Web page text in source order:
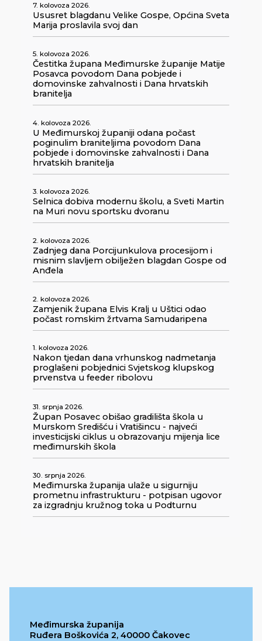
7. kolovoza 2026.
Ususret blagdanu Velike Gospe, Općina Sveta
Marija proslavila svoj dan
5. kolovoza 2026.
Čestitka župana Međimurske županije Matije
Posavca povodom Dana pobjede i
domovinske zahvalnosti i Dana hrvatskih
branitelja
4. kolovoza 2026.
U Međimurskoj županiji odana počast
poginulim braniteljima povodom Dana
pobjede i domovinske zahvalnosti i Dana
hrvatskih branitelja
3. kolovoza 2026.
Selnica dobiva modernu školu, a Sveti Martin
na Muri novu sportsku dvoranu
2. kolovoza 2026.
Zadnjeg dana Porcijunkulova procesijom i
misnim slavljem obilježen blagdan Gospe od
Anđela
2. kolovoza 2026.
Zamjenik župana Elvis Kralj u Uštici odao
počast romskim žrtvama Samudaripena
1. kolovoza 2026.
Nakon tjedan dana vrhunskog nadmetanja
proglašeni pobjednici Svjetskog klupskog
prvenstva u feeder ribolovu
31. srpnja 2026.
Župan Posavec obišao gradilišta škola u
Murskom Središću i Vratišincu - najveći
investicijski ciklus u obrazovanju mijenja lice
međimurskih škola
30. srpnja 2026.
Međimurska županija ulaže u sigurniju
prometnu infrastrukturu - potpisan ugovor
za izgradnju kružnog toka u Podturnu
Međimurska županija
Ruđera Boškovića 2, 40000 Čakovec